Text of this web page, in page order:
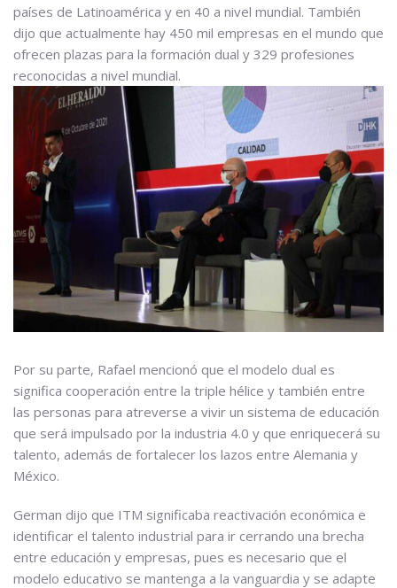
países de Latinoamérica y en 40 a nivel mundial. También
dijo que actualmente hay 450 mil empresas en el mundo que
ofrecen plazas para la formación dual y 329 profesiones
reconocidas a nivel mundial.
Por su parte, Rafael mencionó que el modelo dual es
significa cooperación entre la triple hélice y también entre
las personas para atreverse a vivir un sistema de educación
que será impulsado por la industria 4.0 y que enriquecerá su
talento, además de fortalecer los lazos entre Alemania y
México.
German dijo que ITM significaba reactivación económica e
identificar el talento industrial para ir cerrando una brecha
entre educación y empresas, pues es necesario que el
modelo educativo se mantenga a la vanguardia y se adapte